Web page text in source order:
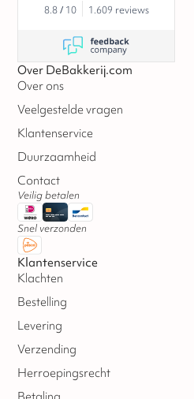
8.8/ 10 1.609 reviews
Over DeBakkerij.com
Over ons
Veelgestelde vragen
Klantenservice
Duurzaamheid
Contact
Veilig betalen
Snel verzonden
Klantenservice
Klachten
Bestelling
Levering
Verzending
Herroepingsrecht